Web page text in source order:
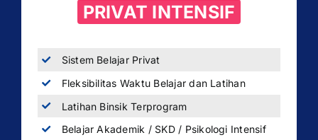
PRIVAT INTENSIF
Sistem Belajar Privat
Fleksibilitas Waktu Belajar dan Latihan
Latihan Binsik Terprogram
Belajar Akademik / SKD / Psikologi Intensif